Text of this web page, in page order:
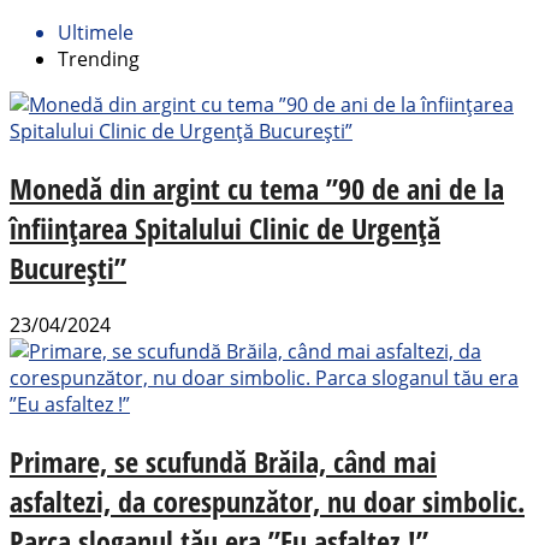
Ultimele
Trending
Monedă din argint cu tema ”90 de ani de la
înființarea Spitalului Clinic de Urgență
București”
23/04/2024
Primare, se scufundă Brăila, când mai
asfaltezi, da corespunzător, nu doar simbolic.